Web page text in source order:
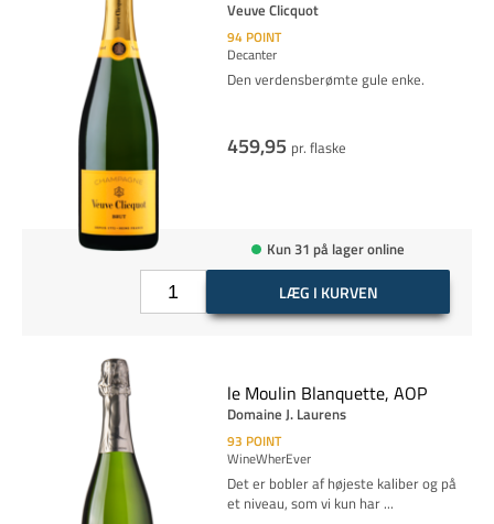
Veuve Clicquot
94 POINT
Decanter
Den verdensberømte gule enke.
459,95 pr. flaske
Kun 31 på lager online
LÆG I KURVEN
le Moulin Blanquette, AOP
Domaine J. Laurens
93 POINT
WineWherEver
Det er bobler af højeste kaliber og på
et niveau, som vi kun har ...